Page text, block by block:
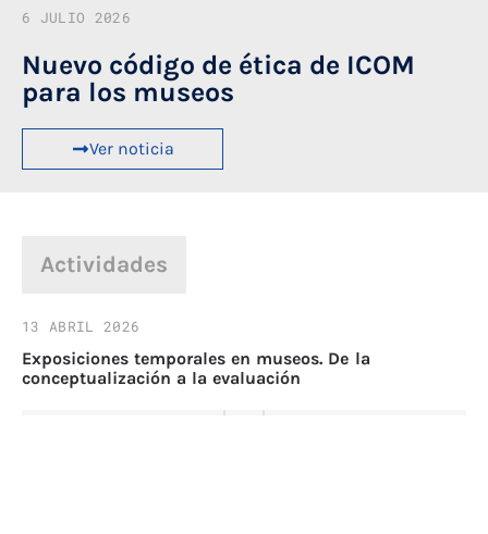
6 JULIO 2026
Nuevo código de ética de ICOM
para los museos
Ver noticia
Actividades
13 ABRIL 2026
Exposiciones temporales en museos. De la
conceptualización a la evaluación